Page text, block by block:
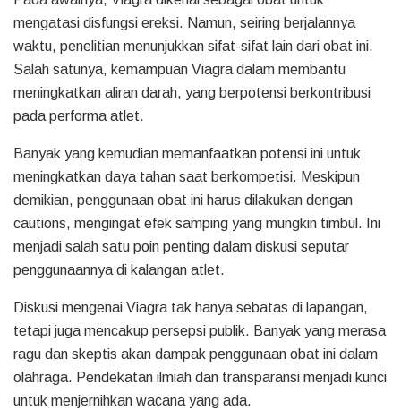
mengatasi disfungsi ereksi. Namun, seiring berjalannya
waktu, penelitian menunjukkan sifat-sifat lain dari obat ini.
Salah satunya, kemampuan Viagra dalam membantu
meningkatkan aliran darah, yang berpotensi berkontribusi
pada performa atlet.
Banyak yang kemudian memanfaatkan potensi ini untuk
meningkatkan daya tahan saat berkompetisi. Meskipun
demikian, penggunaan obat ini harus dilakukan dengan
cautions, mengingat efek samping yang mungkin timbul. Ini
menjadi salah satu poin penting dalam diskusi seputar
penggunaannya di kalangan atlet.
Diskusi mengenai Viagra tak hanya sebatas di lapangan,
tetapi juga mencakup persepsi publik. Banyak yang merasa
ragu dan skeptis akan dampak penggunaan obat ini dalam
olahraga. Pendekatan ilmiah dan transparansi menjadi kunci
untuk menjernihkan wacana yang ada.